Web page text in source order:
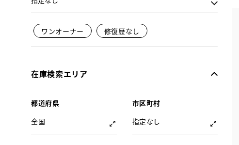
ワンオーナー 修復歴なし
在庫検索エリア
都道府県
全国
市区町村
指定なし